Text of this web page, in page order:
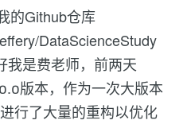
的Github仓库
DataScienceStudy
是费老师，前两天
版本，作为一次大版本
行了大量的重构以优化